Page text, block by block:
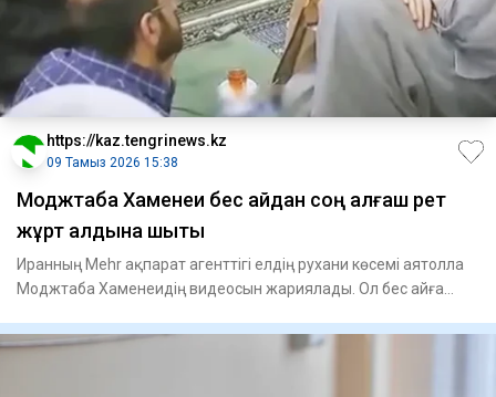
https://kaz.tengrinews.kz
09 Тамыз 2026 15:38
Моджтаба Хаменеи бес айдан соң алғаш рет
жұрт алдына шықты
Иранның Mehr ақпарат агенттігі елдің рухани көсемі аятолла
Моджтаба Хаменеидің видеосын жариялады. Ол бес айға